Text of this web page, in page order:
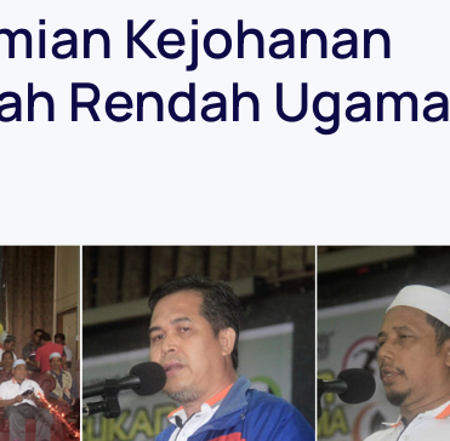
Kejohanan
Rendah Ugama